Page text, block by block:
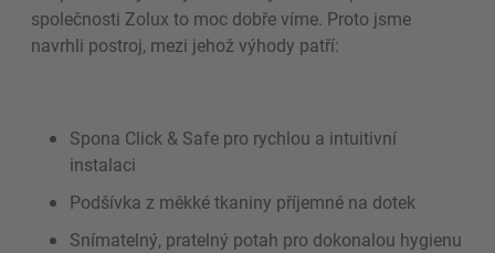
společnosti Zolux to moc dobře víme. Proto jsme
navrhli postroj, mezi jehož výhody patří:
Spona Click & Safe pro rychlou a intuitivní
instalaci
Podšívka z měkké tkaniny příjemné na dotek
Snímatelný, pratelný potah pro dokonalou hygienu